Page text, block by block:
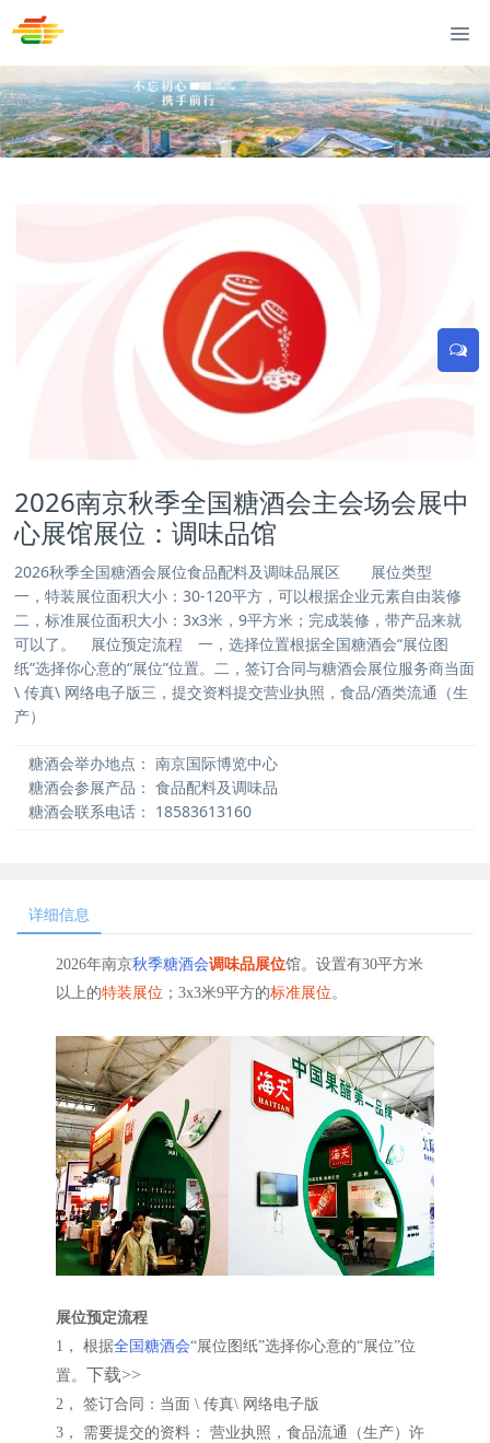
2026南京秋季全国糖酒会主会场会展中
心展馆展位：调味品馆
2026秋季全国糖酒会展位食品配料及调味品展区 展位类型
一，特装展位面积大小：30-120平方，可以根据企业元素自由装修
二，标准展位面积大小：3x3米，9平方米；完成装修，带产品来就
可以了。 展位预定流程 一，选择位置根据全国糖酒会“展位图
纸”选择你心意的“展位”位置。二，签订合同与糖酒会展位服务商当面
\ 传真\ 网络电子版三，提交资料提交营业执照，食品/酒类流通（生
产）
糖酒会举办地点： 南京国际博览中心
糖酒会参展产品： 食品配料及调味品
糖酒会联系电话： 18583613160
详细信息
2026年南京秋季糖酒会调味品展位馆。设置有30平方米
以上的特装展位 ；3x3米9平方的标准展位。
展位预定流程
1， 根据全国糖酒会“展位图纸”选择你心意的“展位”位
置。
下载>>
2， 签订合同：当面 \ 传真\ 网络电子版
3， 需要提交的资料： 营业执照，食品流通（生产）许